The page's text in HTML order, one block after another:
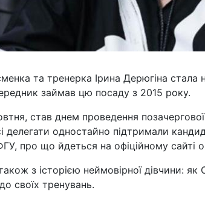
та тренерка Ірина Дерюгіна
займав цю посаду з 2015 року.
став днем проведення позачергової
делегати одностайно підтримали
про що йдеться на офіційному сайті
з історією неймовірної дівчини:
своїх тренувань.